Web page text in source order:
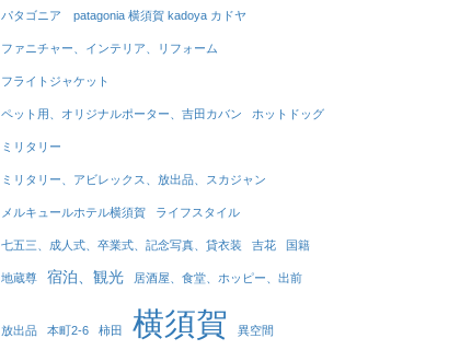
パタゴニア patagonia 横須賀 kadoya カドヤ
ファニチャー、インテリア、リフォーム
フライトジャケット
ペット用、オリジナルポーター、吉田カバン ホットドッグ
ミリタリー
ミリタリー、アビレックス、放出品、スカジャン
メルキュールホテル横須賀 ライフスタイル
七五三、成人式、卒業式、記念写真、貸衣装 吉花 国籍
地蔵尊 宿泊、観光 居酒屋、食堂、ホッピー、出前
放出品 本町2-6 柿田 横須賀 異空間